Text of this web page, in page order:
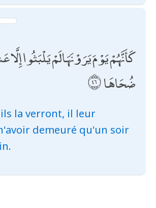
كَأَنَّهُمْ يَوْمَ يَرَوْنَهَا لَمْ يَلْبَثُوا
ضُحَاهَا
la verront, il leur
demeuré qu'un soir